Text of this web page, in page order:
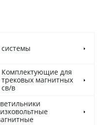
Комплектующие для
трековых магнитных
св/в